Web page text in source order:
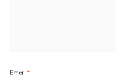
Emër *